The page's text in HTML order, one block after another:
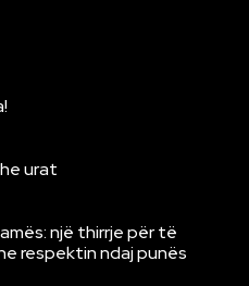
urat
një thirrje për të
respektin ndaj punës